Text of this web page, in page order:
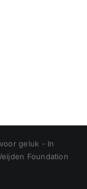
geluk - In
Foundation